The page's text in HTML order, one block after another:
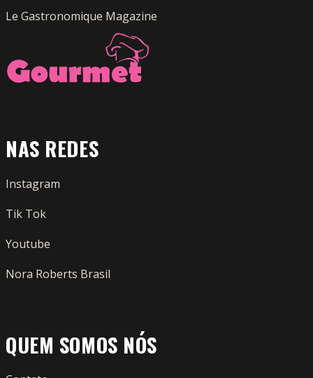
Le Gastronomique Magazine
NAS REDES
Instagram
Tik Tok
Youtube
Nora Roberts Brasil
QUEM SOMOS NÓS